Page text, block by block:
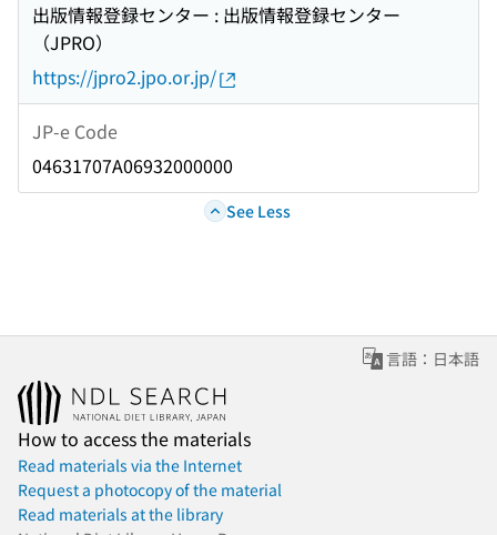
出版情報登録センター : 出版情報登録センター
（JPRO）
https://jpro2.jpo.or.jp/
JP-e Code
04631707A06932000000
See Less
言語：日本語
How to access the materials
Read materials via the Internet
Request a photocopy of the material
Read materials at the library